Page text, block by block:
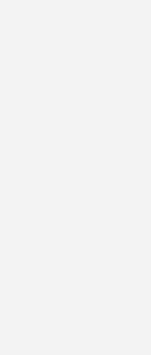
in vielen Studien
bis
zu haben, die
die deutschen
fünf Jahren – und
– dramatisch
Instituts.
kann nur noch
die